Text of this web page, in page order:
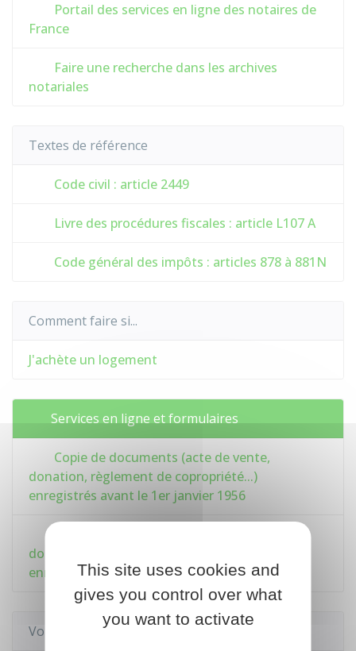
Portail des services en ligne des notaires de
France
Faire une recherche dans les archives
notariales
Textes de référence
Code civil : article 2449
Livre des procédures fiscales : article L107 A
Code général des impôts : articles 878 à 881N
Comment faire si...
J'achète un logement
Services en ligne et formulaires
Copie de documents (acte de vente,
donation, règlement de copropriété...)
enregistrés avant le 1er janvier 1956
donation, règlement de copropriété...)
enregistrés après le 1er janvier 1956
Voir aussi
This site uses cookies and
gives you control over what
you want to activate